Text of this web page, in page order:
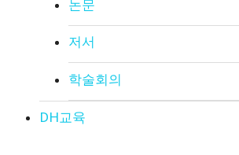
논문
저서
학술회의
DH교육